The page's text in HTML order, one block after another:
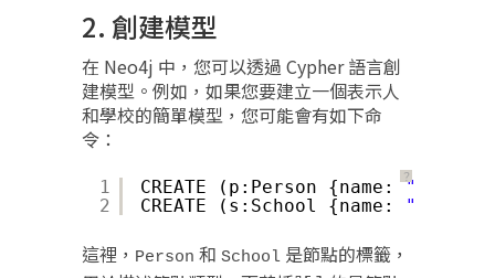
2. 創建模型
在 Neo4j 中，您可以透過 Cypher 語言創
建模型。例如，如果您要建立一個表示人
和學校的簡單模型，您可能會有如下命
令：
？
1
2
CREATE (p:Person {name: "John"
CREATE (s:School {name:
這裡， Person 和 School 是節點的標籤，